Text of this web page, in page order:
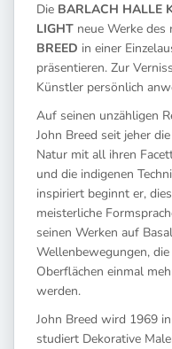
Die BARLACH HALLE
LIGHT neue Werke des
BREED in einer
präsentieren. Zur
Künstler persönlich
Auf seinen unzähligen
John Breed seit jeher
Natur mit all ihren
und die indigenen
inspiriert beginnt er,
meisterliche
seinen Werken auf
Wellenbewegungen,
Oberflächen einmal
werden.
John Breed wird 1969
studiert Dekorative